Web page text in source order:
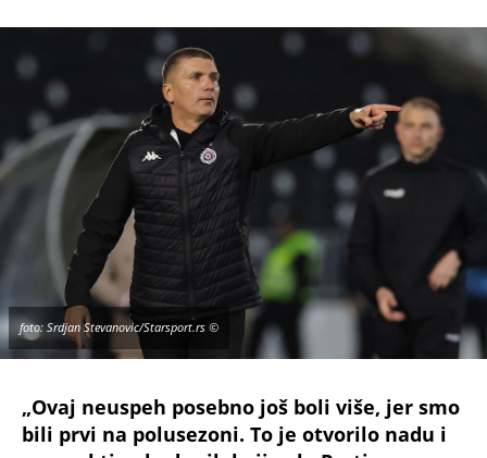
foto: Srdjan Stevanovic/Starsport.rs ©
„Ovaj neuspeh posebno još boli više, jer smo
bili prvi na polusezoni. To je otvorilo nadu i